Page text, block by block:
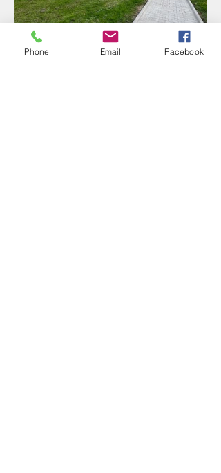
Phone Email Facebook